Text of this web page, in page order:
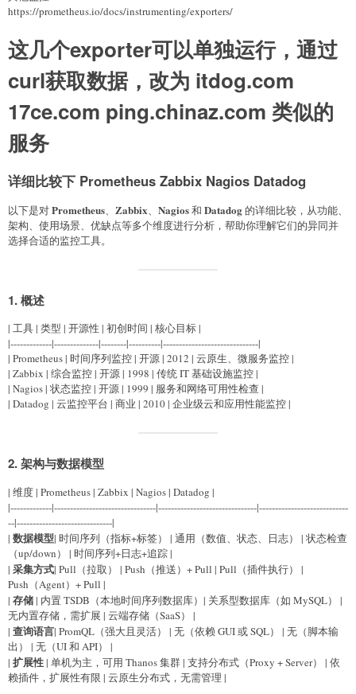
https://prometheus.io/docs/instrumenting/exporters/
这几个exporter可以单独运行，通过
curl获取数据，改为 itdog.com
17ce.com ping.chinaz.com 类似的
服务
详细比较下 Prometheus Zabbix Nagios Datadog
以下是对Prometheus、 Zabbix、 Nagios和 Datadog 的详细比较，从功能、
架构、使用场景、优缺点等多个维度进行分析，帮助你理解它们的异同并
选择合适的监控工具。
1.概述
| 工具 | 类型 | 开源性 | 初创时间 | 核心目标 |
|-------------|--------------|--------|----------|------------------------------|
| Prometheus | 时间序列监控 | 开源 | 2012 | 云原生、微服务监控 |
| Zabbix | 综合监控 | 开源 | 1998 | 传统 IT 基础设施监控 |
| Nagios | 状态监控 | 开源 | 1999 | 服务和网络可用性检查 |
| Datadog | 云监控平台 | 商业 | 2010 | 企业级云和应用性能监控 |
2.架构与数据模型
| 维度 | Prometheus | Zabbix | Nagios | Datadog |
|-------------|--------------------------------|-------------------------------|----------------------------
--|------------------------------|
| 数据模型| 时间序列（指标+标签） | 通用（数值、状态、日志） | 状态检查
（up/down） | 时间序列+日志+追踪 |
| 采集方式| Pull（拉取） | Push（推送）+ Pull | Pull（插件执行） |
Push（Agent）+ Pull |
| 存储| 内置 TSDB（本地时间序列数据库）| 关系型数据库（如 MySQL） |
无内置存储，需扩展 | 云端存储（SaaS） |
| 查询语言| PromQL（强大且灵活） | 无（依赖 GUI 或 SQL） | 无（脚本输
出） | 无（UI 和 API） |
| 扩展性| 单机为主，可用 Thanos 集群 | 支持分布式（Proxy + Server） | 依
赖插件，扩展性有限 | 云原生分布式，无需管理 |